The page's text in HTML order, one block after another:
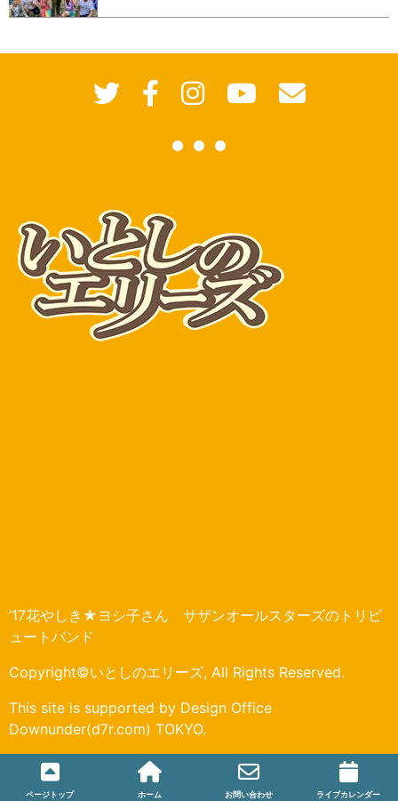
’17花やしき★ヨシ子さん サザンオールスターズのトリビ
ュートバンド
Copyright©いとしのエリーズ, All Rights Reserved.
This site is supported by Design Office
Downunder(d7r.com) TOKYO.